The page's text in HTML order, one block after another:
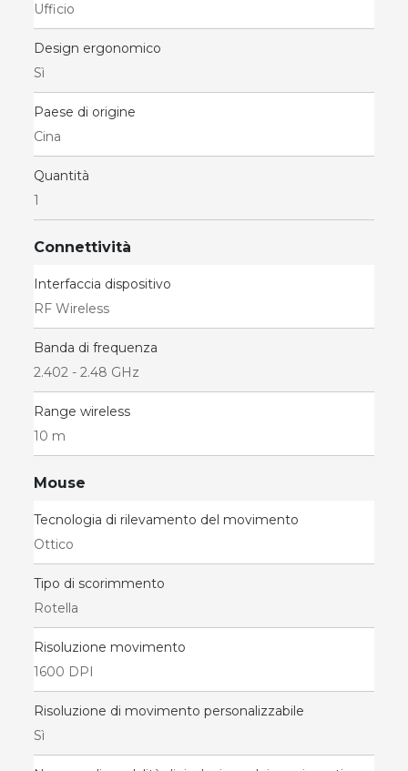
Ufficio
Design ergonomico
Sì
Paese di origine
Cina
Quantità
1
Connettività
Interfaccia dispositivo
RF Wireless
Banda di frequenza
2.402 - 2.48 GHz
Range wireless
10 m
Mouse
Tecnologia di rilevamento del movimento
Ottico
Tipo di scorimmento
Rotella
Risoluzione movimento
1600 DPI
Risoluzione di movimento personalizzabile
Sì